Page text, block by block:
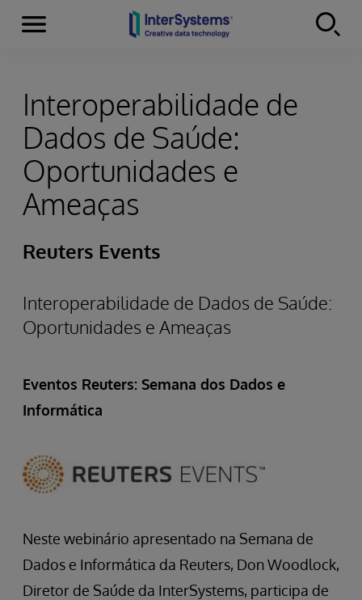
Skip to content
Menu
Interoperabilidade de
Dados de Saúde:
Oportunidades e
Ameaças
Reuters Events
Interoperabilidade de Dados de Saúde:
Oportunidades e Ameaças
Eventos Reuters: Semana dos Dados e
Informática
Neste webinário apresentado na Semana de
Dados e Informática da Reuters, Don Woodlock,
Diretor de Saúde da InterSystems, participa de